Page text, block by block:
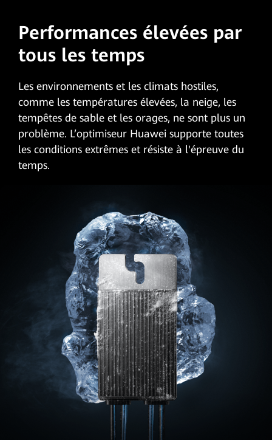
Performances élevées par
tous les temps
Les environnements et les climats hostiles,
comme les températures élevées, la neige, les
tempêtes de sable et les orages, ne sont plus un
problème. L’optimiseur Huawei supporte toutes
les conditions extrêmes et résiste à l'épreuve du
temps.